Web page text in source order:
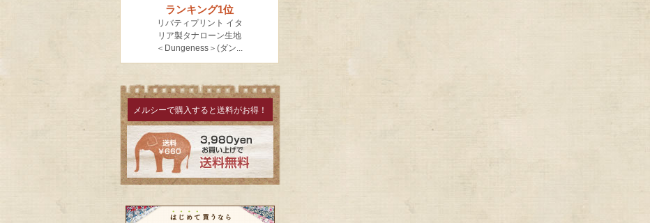
メルシーで購入すると送料がお得！